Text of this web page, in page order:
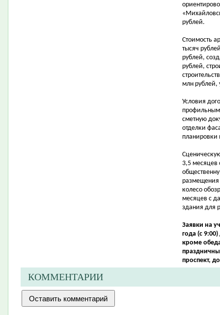
рублей.
Стоимость
тысяч
рублей,
рублей,
млн рублей,
Условия
сметную
отделки
3,5 месяцев
размещения
колесо
месяцев с
здания для
Заявки на
года (с
кроме
проспект,
КОММЕНТАРИИ